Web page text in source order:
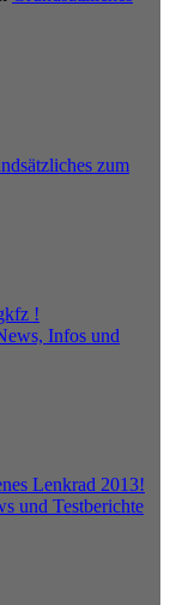
zum
!
Infos und
Lenkrad 2013!
und Testberichte